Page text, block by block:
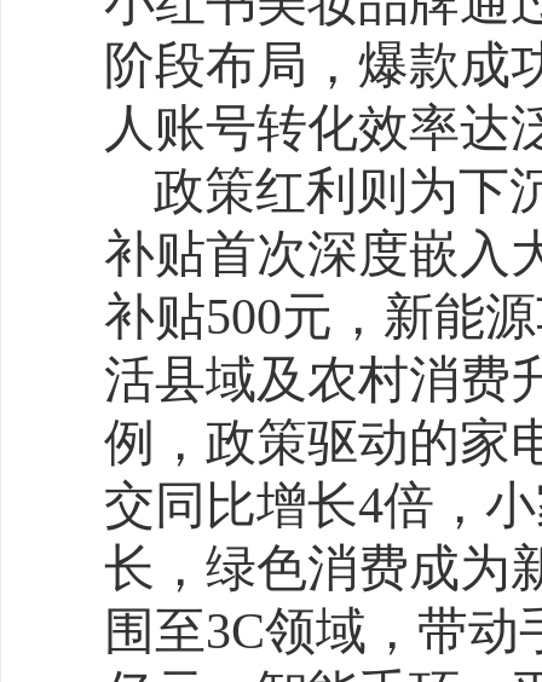
众审美崛起，薄荷绿编织
箱包增速TOP3，奶茶色
流。这种细分趋势印证了
透”——消费者不再追随大
穿搭构建个性化身份标签
天眼查专业版数据显示
存在业、存续状态的潮玩
万家。其中，2025年截至
企业约6500余家，从企业
看，近五年间，潮玩经济
量呈现出逐年增长的态势
顶峰。从区域分布来看，
关企业数量位居首位，以
企业数量，占全国总数的